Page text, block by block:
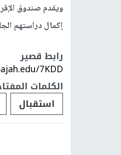
ويقدم صندوق
إكمال دراستهم
رابط قصير
7KDD/
الكلمات
استقبال